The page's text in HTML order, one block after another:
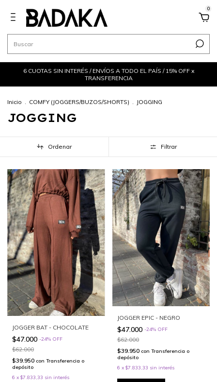
0
6 CUOTAS SIN INTERÉS / ENVÍOS A TODO EL PAÍS / 15% OFF x
TRANSFERENCIA
Inicio . COMFY (JOGGERS/BUZOS/SHORTS) . JOGGING
JOGGING
Ordenar Filtrar
JOGGER BAT - CHOCOLATE
$47.000 -24% OFF
$62.000
$39.950 con Transferencia o
depósito
6 x $7.833,33 sin interés
JOGGER EPIC - NEGRO
$47.000 -24% OFF
$62.000
$39.950 con Transferencia o
depósito
6 x $7.833,33 sin interés